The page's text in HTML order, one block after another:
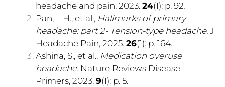
headache and pain, 2023. 24(1): p. 92.
Pan, L.H., et al., Hallmarks of primary
headache: part 2- Tension-type headache. J
Headache Pain, 2025. 26(1): p. 164.
Ashina, S., et al., Medication overuse
headache. Nature Reviews Disease
Primers, 2023. 9(1): p. 5.